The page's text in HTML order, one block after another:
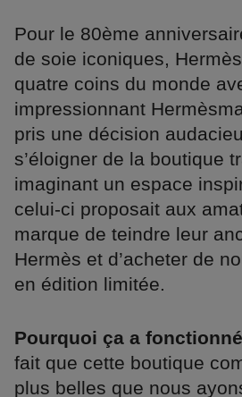
Pour le 80ème
de soie iconiques,
quatre coins du monde
impressionnant
pris une décision
s’éloigner de la boutique
imaginant un espace
celui-ci proposait aux
marque de teindre leur
Hermès et d’acheter de
en édition limitée.
Pourquoi ça a
fait que cette boutique
plus belles que nous